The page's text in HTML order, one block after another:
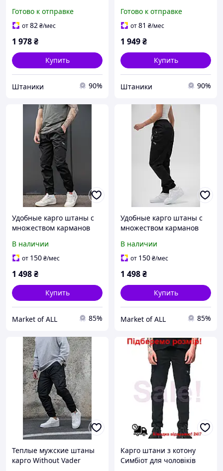
осени стильные штаны
карго для мужчин с
Готово к отправке
от82₴/мес
1 978₴
Купить
Штаники 90%
утепленные удобные
спортивные
карманами
Готово к отправке
от81 ₴/мес
1 949₴
Купить
Штаники 90%
Удобные карго штаны с
множеством карманов
ношения Without
Bayraktar27 Black
В наличии
от 150₴/мес
1 498₴
Купить
Market of ALL 85%
Удобные карго штаны с
множеством карманов
Украина Without
Bayraktar27 Black
В наличии
от 150₴/мес
1 498₴
Купить
Market of ALL 85%
Теплые мужские штаны
карго Without Vader
Карго штани з котону
Симбіот для чоловіків